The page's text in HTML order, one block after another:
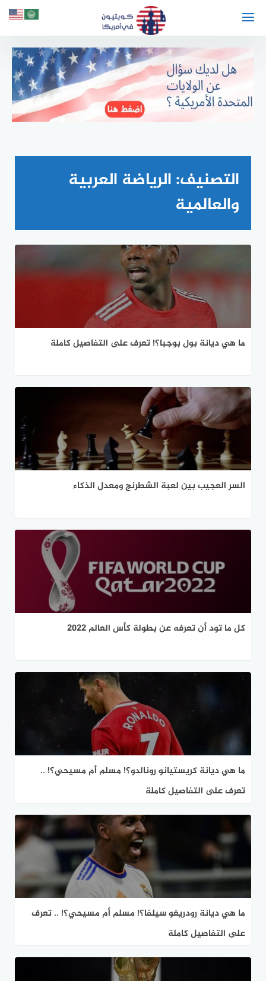
التصنيف:الرياضة العربية
والعالمية
ما هي ديانة بول بوجبا؟! تعرف على التفاصيل كاملة
السر العجيب بين لعبة الشطرنج ومعدل الذكاء
كل ما تود أن تعرفه عن بطولة كأس العالم 2022
ما هي ديانة كريستيانو رونالدو؟! مسلم أم مسيحي؟! ..
تعرف على التفاصيل كاملة
ما هي ديانة رودريغو سيلفا؟! مسلم أم مسيحي؟! .. تعرف
على التفاصيل كاملة